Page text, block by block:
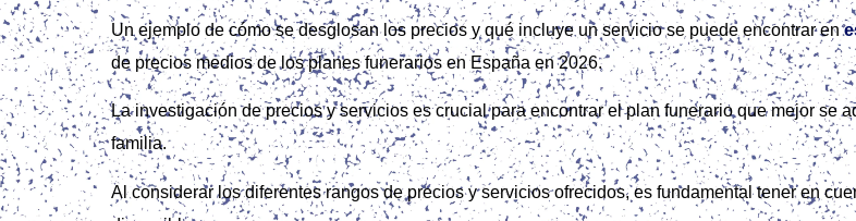
Un ejemplo de cómo se desglosan los precios y qué incluye un servicio se puede encontrar en
de precios medios de los planes funerarios en España en 2026.
La investigación de precios y servicios es crucial para encontrar el plan funerario que mejor se
familia.
Al considerar los diferentes rangos de precios y servicios ofrecidos, es fundamental tener en